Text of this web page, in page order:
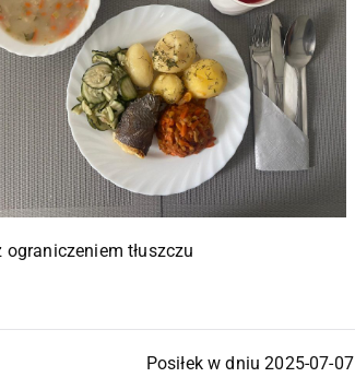
ograniczeniem tłuszczu
Posiłek w dniu 2025-07-07